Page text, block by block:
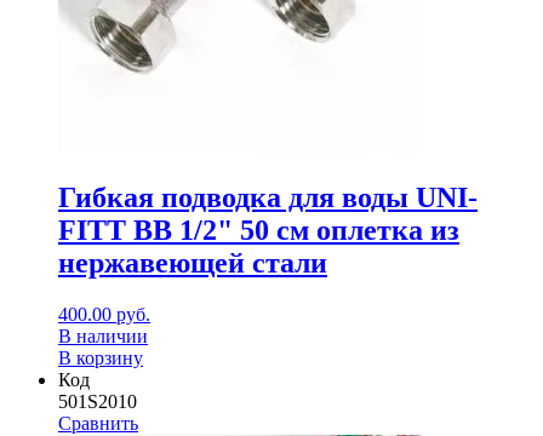
Гибкая подводка для воды UNI-
FITT ВВ 1/2" 50 см оплетка из
нержавеющей стали
400.00 руб.
В наличии
В корзину
Код
501S2010
Сравнить